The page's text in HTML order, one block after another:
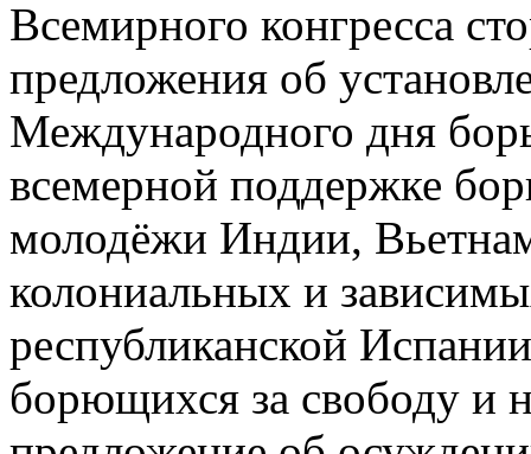
Всемирного конгресса
предложения об
Международного дня
всемерной поддержке
молодёжи Индии,
колониальных и
республиканской
борющихся за свободу и